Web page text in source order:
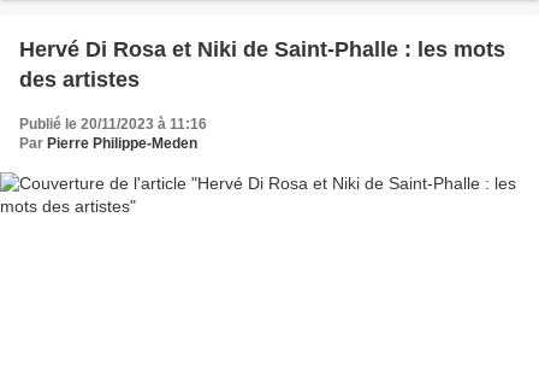
Hervé Di Rosa et Niki de Saint-Phalle : les mots
des artistes
Publié le 20/11/2023 à 11:16
Par Pierre Philippe-Meden